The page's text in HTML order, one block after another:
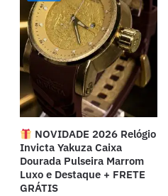
NOVIDADE 2026 Relógio
Invicta Yakuza Caixa
Dourada Pulseira Marrom
Luxo e Destaque + FRETE
GRÁTIS